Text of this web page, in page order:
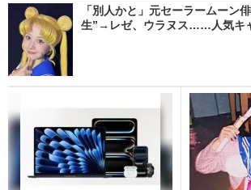
「別人かと」元セーラームーン
生”→レゼ、ウラヌス……人気キ